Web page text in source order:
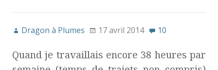
Dragon à Plumes 17 avril 2014 10
Quand je travaillais encore 38 heures par